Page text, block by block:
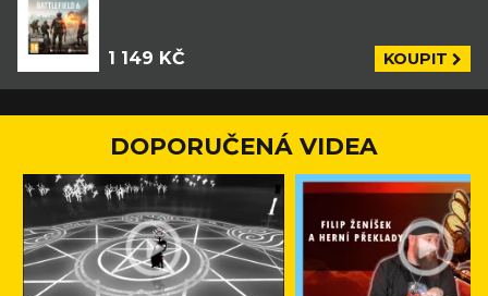
1 149 KČ KOUPIT
DOPORUČENÁ VIDEA